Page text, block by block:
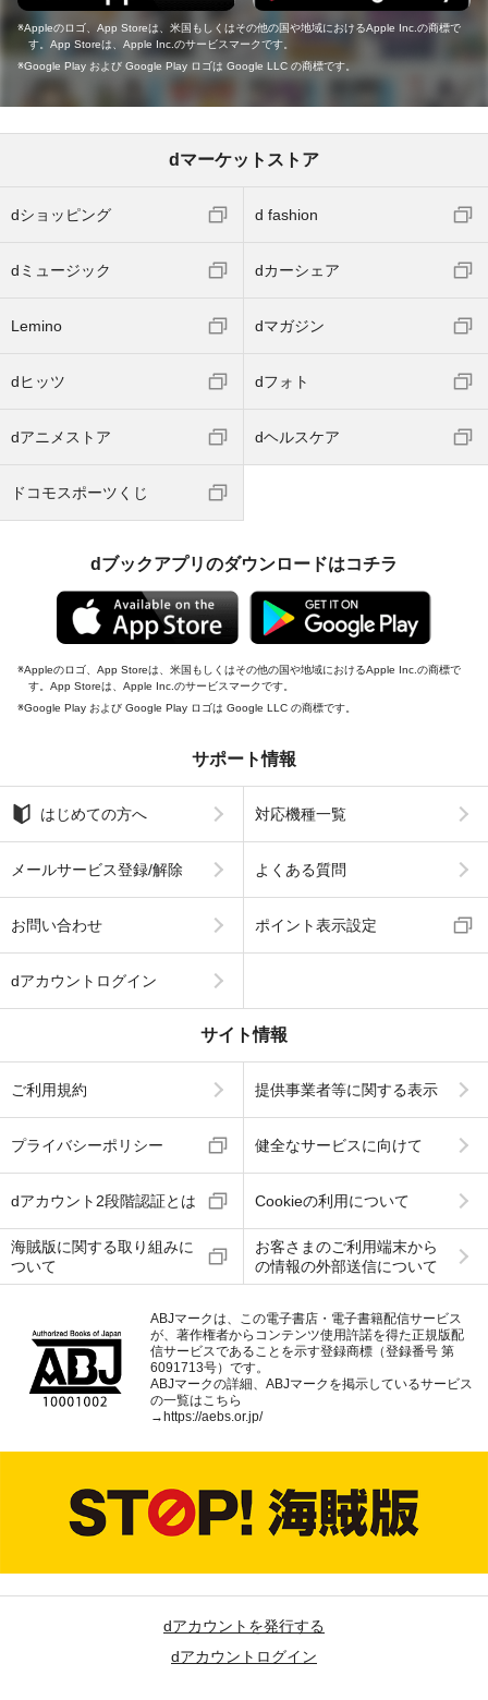
Appleのロゴ、App Storeは、米国もしくはその他の国や地域におけるApple Inc.の商標で
す。App Storeは、Apple Inc.のサービスマークです。
Google Play および Google Play ロゴは Google LLC の商標です。
dマーケットストア
dショッピング d fashion
dミュージック dカーシェア
Lemino dマガジン
dヒッツ dフォト
dアニメストア dヘルスケア
ドコモスポーツくじ
dブックアプリのダウンロードはコチラ
Appleのロゴ、App Storeは、米国もしくはその他の国や地域におけるApple Inc.の商標で
す。App Storeは、Apple Inc.のサービスマークです。
Google Play および Google Play ロゴは Google LLC の商標です。
サポート情報
はじめての方へ 対応機種一覧
メールサービス登録/解除 よくある質問
お問い合わせ ポイント表示設定
dアカウントログイン
サイト情報
ご利用規約 提供事業者等に関する表示
プライバシーポリシー 健全なサービスに向けて
dアカウント2段階認証とは Cookieの利用について
海賊版に関する取り組みに
ついて
お客さまのご利用端末から
の情報の外部送信について
ABJマークは、この電子書店・電子書籍配信サービス
が、著作権者からコンテンツ使用許諾を得た正規版配
信サービスであることを示す登録商標（登録番号 第
6091713号）です。
ABJマークの詳細、ABJマークを掲示しているサービス
の一覧はこちら
→ https://aebs.or.jp/
dアカウントを発行する
dアカウントログイン